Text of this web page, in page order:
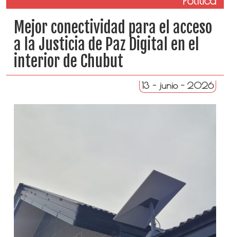
Mejor conectividad para el acceso
a la Justicia de Paz Digital en el
interior de Chubut
13 - junio - 2026